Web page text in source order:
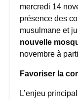
mercredi 14
présence des
musulmane et
nouvelle
novembre à
Favoriser la
L’enjeu